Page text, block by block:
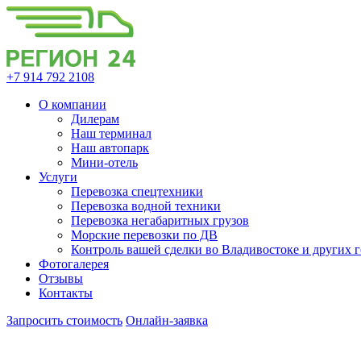
+7 914 792 2108
О компании
Дилерам
Наш терминал
Наш автопарк
Мини-отель
Услуги
Перевозка спецтехники
Перевозка водной техники
Перевозка негабаритных грузов
Морские перевозки по ДВ
Контроль вашей сделки во Владивостоке и других
Фотогалерея
Отзывы
Контакты
Запросить стоимость Онлайн-заявка